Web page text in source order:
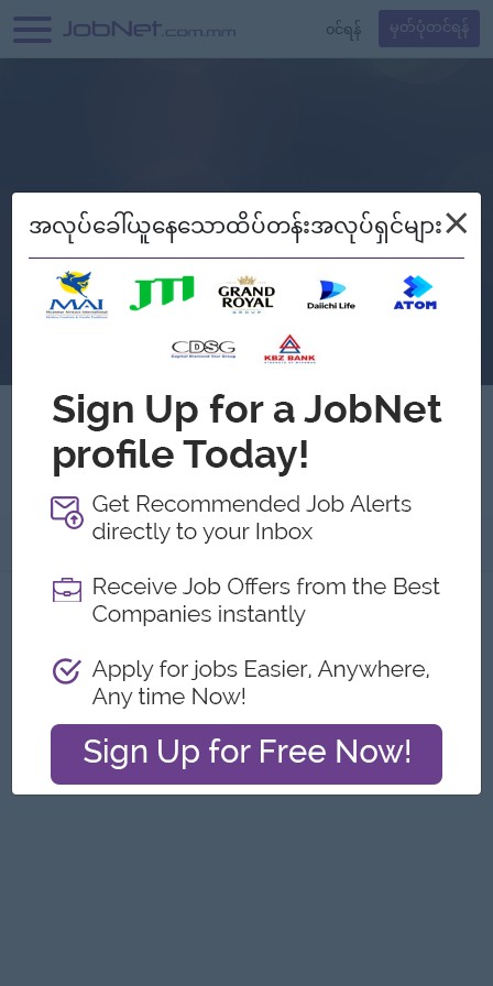
၀င်ရန် မှတ်ပုံတင်ရန်
Y.M.T COMPANY LIMITED
အကြောင်းအရာ
ဤကြော်ငြာကို တိုင်ကြားရန်
အလုပ်ခေါ်ယူနေသောထိပ်တန်းအလုပ်ရှင်များ×